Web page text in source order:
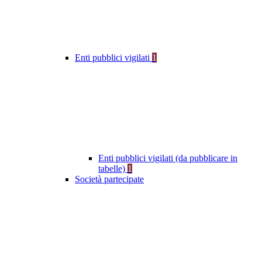
Enti pubblici vigilati 1
Enti pubblici vigilati (da pubblicare in
tabelle) 1
Società partecipate